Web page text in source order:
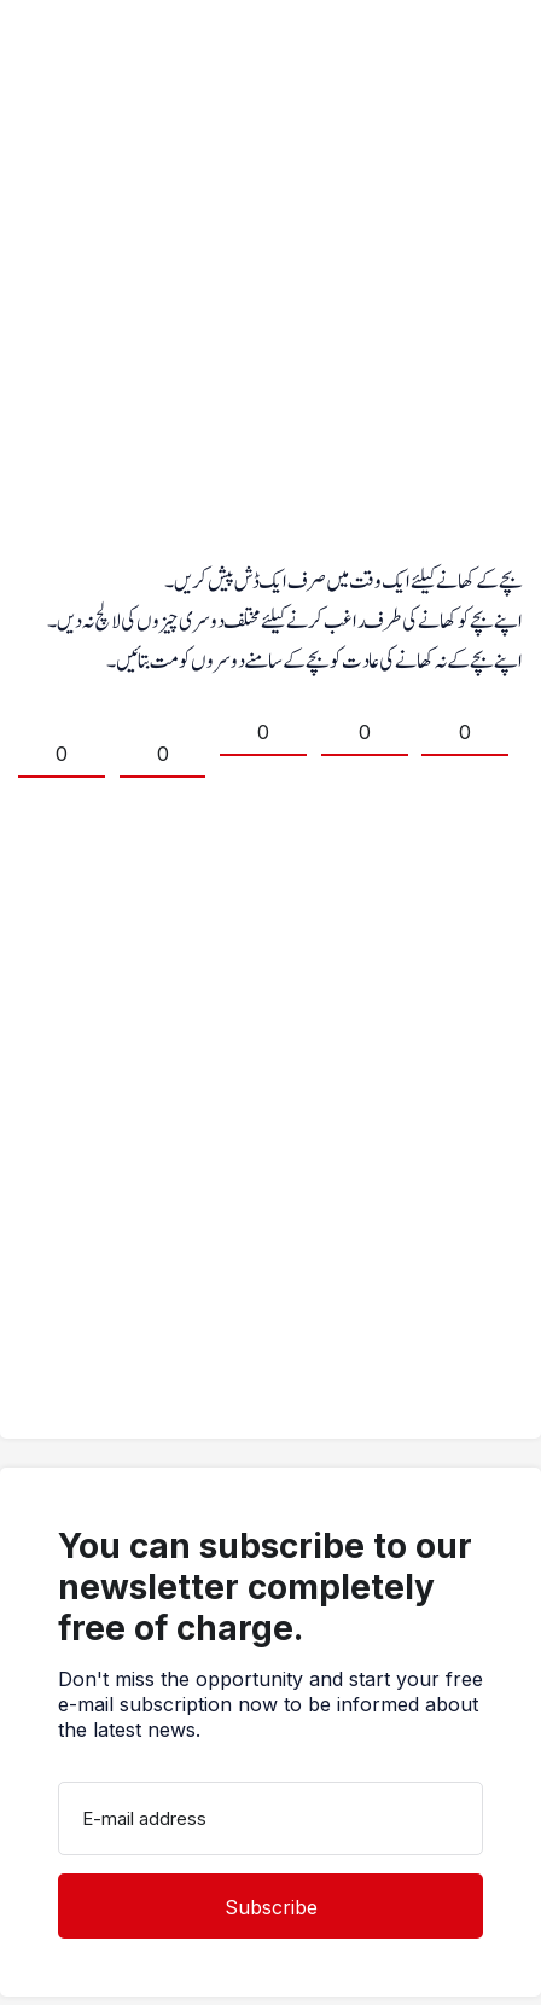
بچے کے کھانے کیلئے ایک وقت میں صرف ایک ڈش پیش کریں۔
اپنے بچے کو کھانے کی طرف راغب کرنے کیلئے مختلف دوسری چیزوں کی لالچ نہ دیں۔
اپنے بچے کے نہ کھانے کی عادت کو بچے کے سامنے دوسروں کو مت بتائیں۔
0 0
0 0 0
You can subscribe to our
newsletter completely
free of charge.
Don't miss the opportunity and start your free
e-mail subscription now to be informed about
the latest news.
E-mail address